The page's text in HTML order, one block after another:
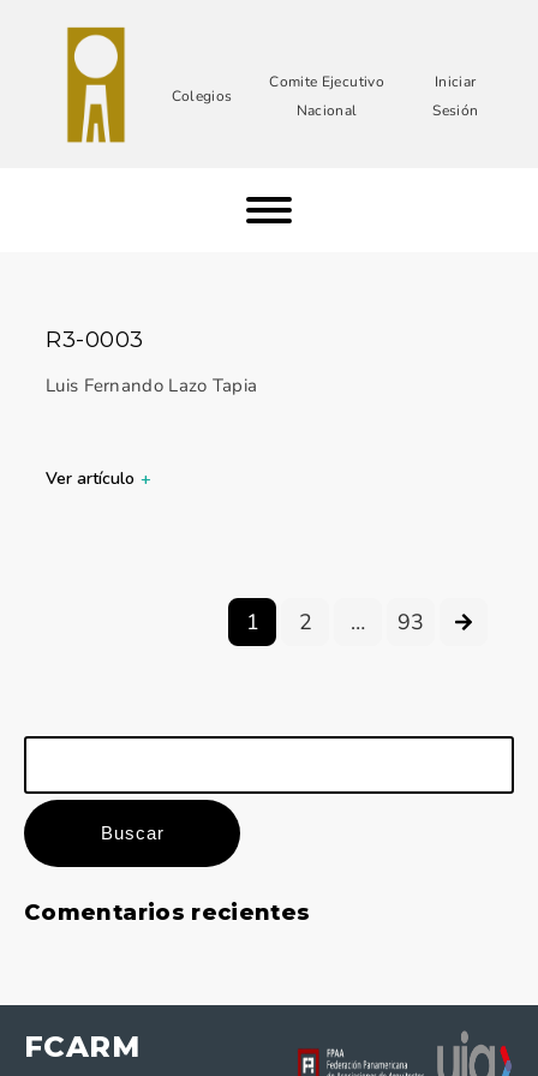
Colegios
Comite Ejecutivo
Nacional
Iniciar
Sesión
R3-0003
Luis Fernando Lazo Tapia
Ver artículo +
1 2 … 93
Buscar:
Comentarios recientes
FCARM